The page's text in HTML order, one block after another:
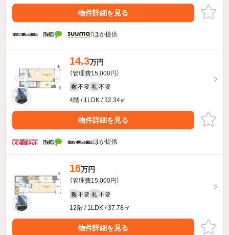
物件詳細を見る
ほか提供
14.3万円
（管理費15,000円）
敷 不要 礼 不要
4階 / 1LDK / 32.34㎡
物件詳細を見る
ほか提供
16万円
（管理費15,000円）
敷 不要 礼 不要
12階 / 1LDK / 37.78㎡
物件詳細を見る